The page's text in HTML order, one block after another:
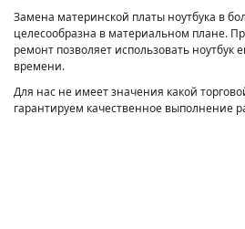
Замена материнской платы ноутбука в
целесообразна в материальном плане.
ремонт позволяет использовать ноутбук
времени.
Для нас не имеет значения какой
гарантируем качественное выполнение